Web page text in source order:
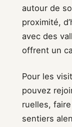
autour de
proximité,
avec des
offrent un
Pour les
pouvez
ruelles,
sentiers